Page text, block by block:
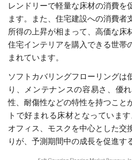
レンドリーで軽量な床材の消費を
ます。また、住宅建設への消費者
所得の上昇が相まって、高価な床
住宅インテリアを購入できる世帯
まれています。
ソフトカバリングフローリングは
り、メンテナンスの容易さ、優
性、耐傷性などの特性を持つこと
トで好まれる床材となっていま
オフィス、モスクを中心とした交
りが、予測期間中の成長を促進す